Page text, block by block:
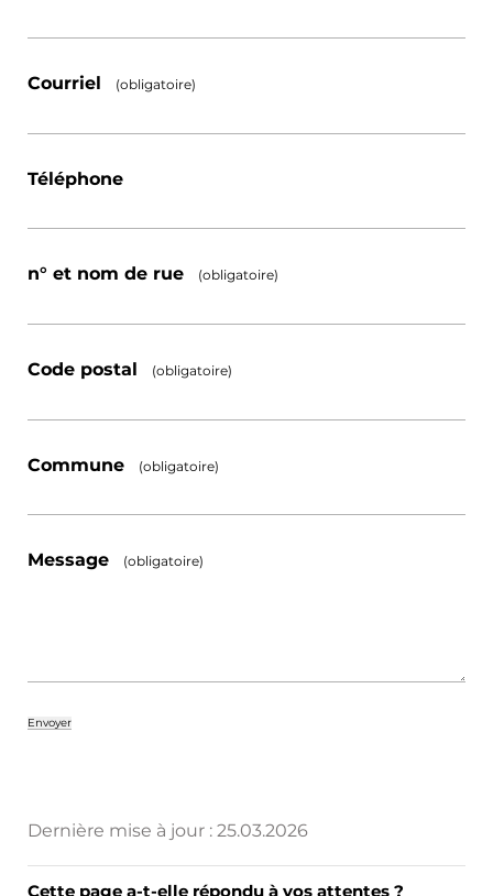
Courriel (obligatoire)
Téléphone
n° et nom de rue (obligatoire)
Code postal (obligatoire)
Commune (obligatoire)
Message (obligatoire)
Dernière mise à jour : 25.03.2026
Cette page a-t-elle répondu à vos attentes ?